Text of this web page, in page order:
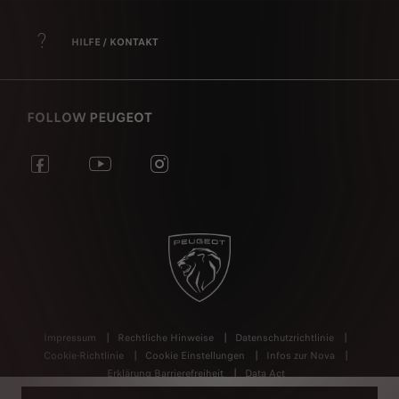
HILFE / KONTAKT
FOLLOW PEUGEOT
Impressum Rechtliche Hinweise
Datenschutzrichtlinie
Cookie-Richtlinie
Cookie Einstellungen
Infos zur Nova
Erklärung Barrierefreiheit
Data Act